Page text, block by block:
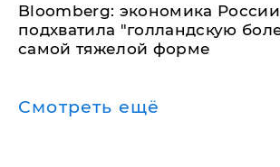
Bloomberg: экономика России
подхватила "голландскую
самой тяжелой форме
Смотреть ещё